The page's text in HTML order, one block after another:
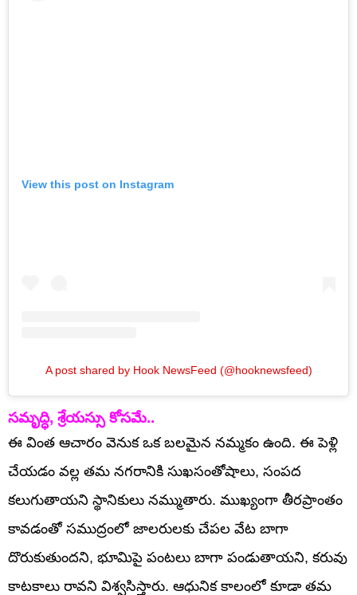
View this post on Instagram
A post shared by Hook NewsFeed (@hooknewsfeed)
సమృద్ధి, శ్రేయస్సు కోసమే..
ఈ వింత ఆచారం వెనుక ఒక బలమైన నమ్మకం ఉంది. ఈ పెళ్లి
చేయడం వల్ల తమ నగరానికి సుఖసంతోషాలు, సంపద
కలుగుతాయని స్థానికులు నమ్ముతారు. ముఖ్యంగా తీరప్రాంతం
కావడంతో సముద్రంలో జాలరులకు చేపల వేట బాగా
దొరుకుతుందని, భూమిపై పంటలు బాగా పండుతాయని, కరువు
కాటకాలు రావని విశ్వసిస్తారు. ఆధునిక కాలంలో కూడా తమ